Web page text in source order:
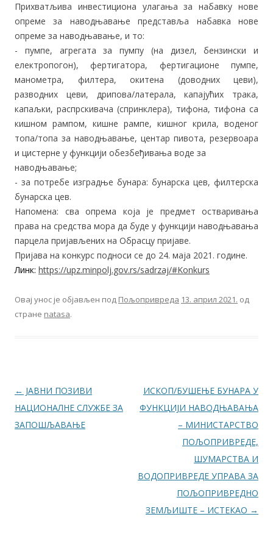
Прихватљива инвестициона улагања за набавку нове
опреме за наводњавање представља набавка нове
опреме за наводњавање, и то:
- пумпе, агрегата за пумпу (на дизел, бензински и
електропогон), фертигатора, фертигационе пумпе,
манометра, филтера, окитена (доводних цеви),
разводних цеви, дрипова/латерала, капајућих трака,
капаљки, распрскивача (спринклера), тифона, тифона са
кишном рампом, кишне рампе, кишног крила, воденог
топа/топа за наводњавање, центар пивота, резервоара
и цистерне у функцији обезбеђивања воде за
наводњавање;
- за потребе изградње бунара: бунарска цев, филтерска
бунарска цев.
Напомена: сва опрема која је предмет остваривања
права на средства мора да буде у функцији наводњавања
парцела пријављених на Обрасцу пријаве.
Пријавa на конкурс подноси се до 24. маја 2021. године.
Линк: https://upz.minpolj.gov.rs/sadrzaj/#Konkurs
Овај унос је објављен под Пољопривреда 13. април 2021. од
стране natasa.
Кретање чланака
← ЈАВНИ ПОЗИВИ
НАЦИОНАЛНЕ СЛУЖБЕ ЗА
ЗАПОШЉАВАЊЕ
ИСКОП/БУШЕЊЕ БУНАРА У
ФУНКЦИЈИ НАВОДЊАВАЊА
– МИНИСТАРСТВО
ПОЉОПРИВРЕДЕ,
ШУМАРСТВА И
ВОДОПРИВРЕДЕ УПРАВА ЗА
ПОЉОПРИВРЕДНО
ЗЕМЉИШТЕ – ИСТЕКАО →